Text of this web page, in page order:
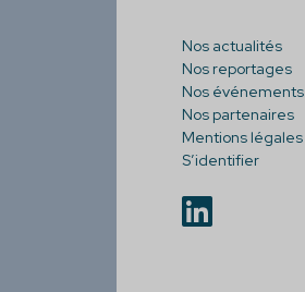
Nos actualités
Nos reportages
Nos événements
Nos partenaires
Mentions légales
S’identifier